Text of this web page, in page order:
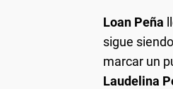
Loan Peña
sigue
marcar un
Laudelina